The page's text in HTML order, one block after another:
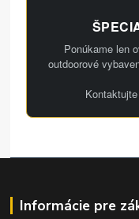
Ponúkame len
outdoorové
Informácie pre